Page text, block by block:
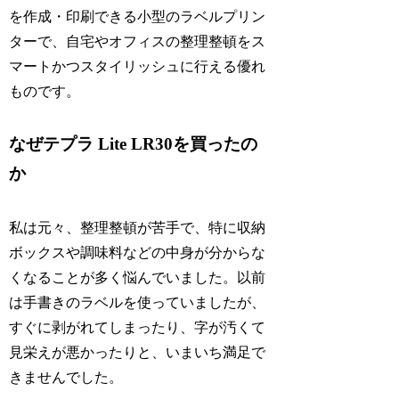
を作成・印刷できる小型のラベルプリン
ターで、自宅やオフィスの整理整頓をス
マートかつスタイリッシュに行える優れ
ものです。
なぜテプラ Lite LR30を買ったの
か
私は元々、整理整頓が苦手で、特に収納
ボックスや調味料などの中身が分からな
くなることが多く悩んでいました。以前
は手書きのラベルを使っていましたが、
すぐに剥がれてしまったり、字が汚くて
見栄えが悪かったりと、いまいち満足で
きませんでした。